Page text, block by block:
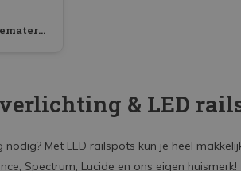
Installatiemateriaal
& LED
nodig? Met LED railspots kun je heel
Spectrum, Lucide en ons eigen huismerk!